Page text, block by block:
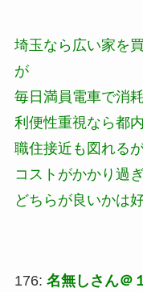
埼玉なら広い家を
が
毎日満員電車で消
利便性重視なら都
職住接近も図れる
コストがかかり過
どちらが良いかは
176: 名無しさん＠